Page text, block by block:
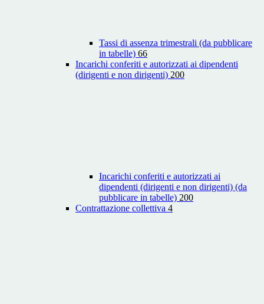
Tassi di assenza trimestrali (da pubblicare
in tabelle) 66
Incarichi conferiti e autorizzati ai dipendenti
(dirigenti e non dirigenti) 200
Incarichi conferiti e autorizzati ai
dipendenti (dirigenti e non dirigenti) (da
pubblicare in tabelle) 200
Contrattazione collettiva 4